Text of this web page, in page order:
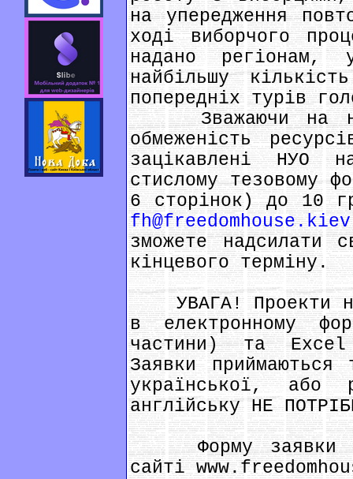
на упередження
ході виборчого
надано регіонам,
найбільшу
попередніх турів
Зважаючи на
обмеженість
зацікавлені НУО
стислому тезовому
6 сторінок) до 10
зможете надсилати
кінцевого терміну.
УВАГА! Проекти на
в електронному
частини) та
Заявки
української, або
англійську НЕ
Форму заявки на
сайті